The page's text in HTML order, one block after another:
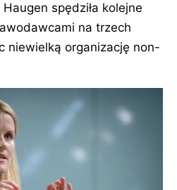
Haugen spędziła kolejne
na trzech
niewielką organizację non-